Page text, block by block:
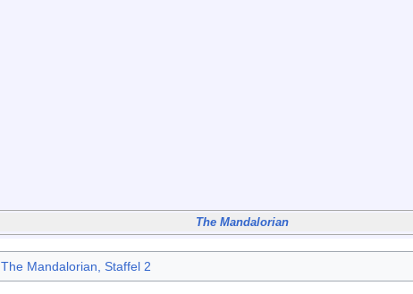
The Mandalorian
The Mandalorian, Staffel 2